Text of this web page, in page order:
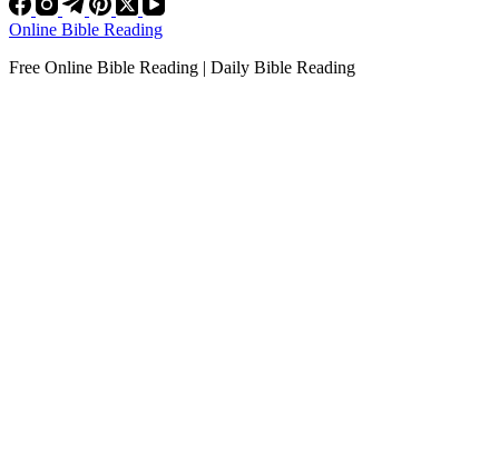
Online Bible Reading
Free Online Bible Reading | Daily Bible Reading